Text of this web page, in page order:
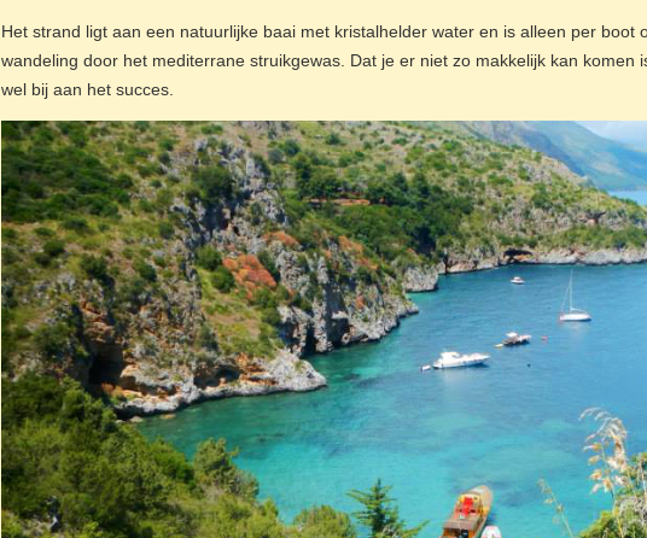
Het strand ligt aan een natuurlijke baai met kristalhelder water en is alleen per boot
wandeling door het mediterrane struikgewas. Dat je er niet zo makkelijk kan komen
wel bij aan het succes.